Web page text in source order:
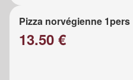
Pizza norvégienne 1pers
13.50 €